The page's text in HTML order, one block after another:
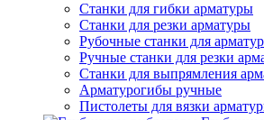
Станки для гибки арматуры
Станки для резки арматуры
Рубочные станки для
Ручные станки для резки
Станки для выпрямления
Арматурогибы ручные
Пистолеты для вязки